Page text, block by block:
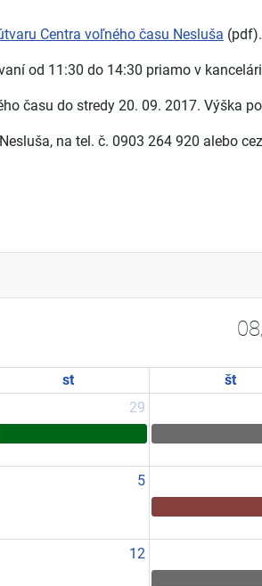
Centra voľného času Nesluša (pdf).
od 11:30 do 14:30 priamo v
času do stredy 20. 09. 2017. Výška
na tel. č. 0903 264 920 alebo
st št
29
5
12